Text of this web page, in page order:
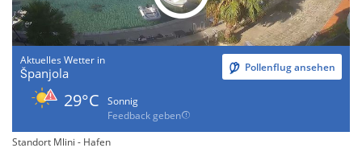
Aktuelles Wetter in
Španjola Pollenflug ansehen
29°C
Sonnig
Feedback geben
Standort Mlini - Hafen